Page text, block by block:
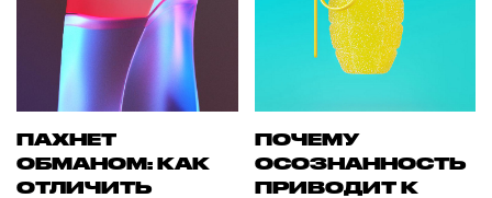
ПАХНЕТ
ОБМАНОМ: КАК
ОТЛИЧИТЬ
ПОЧЕМУ
ОСОЗНАННОСТЬ
ПРИВОДИТ К